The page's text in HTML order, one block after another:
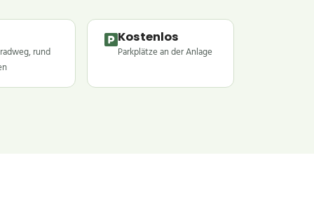
rund
Kostenlos
Parkplätze an der Anlage